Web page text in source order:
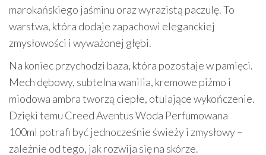
marokańskiego jaśminu oraz wyrazistą paczulę. To
warstwa, która dodaje zapachowi eleganckiej
zmysłowości i wyważonej głębi.
Na koniec przychodzi baza, która pozostaje w pamięci.
Mech dębowy, subtelna wanilia, kremowe piżmo i
miodowa ambra tworzą ciepłe, otulające wykończenie.
Dzięki temu Creed Aventus Woda Perfumowana
100ml potrafi być jednocześnie świeży i zmysłowy –
zależnie od tego, jak rozwija się na skórze.